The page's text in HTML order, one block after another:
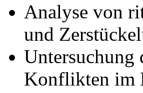
Analyse von
und
Untersuchung
Konflikten im